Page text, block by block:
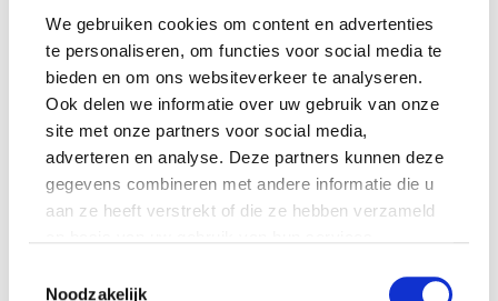
We gebruiken cookies om content en advertenties
te personaliseren, om functies voor social media te
bieden en om ons websiteverkeer te analyseren.
Ook delen we informatie over uw gebruik van onze
site met onze partners voor social media,
adverteren en analyse. Deze partners kunnen deze
gegevens combineren met andere informatie die u
aan ze heeft verstrekt of die ze hebben verzameld
Noodzakelijk
MAMA THIRZA VLOG: OP
VAKANTIE & TWEE ZIEKE
KINDEREN
MAMA CARMEN VLOG:
SCHOLEN ZIJN WEER
BEGONNEN & TANDEN BLEKEN